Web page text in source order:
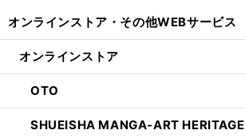
オンラインストア・ その他WEBサービス
オンラインストア
OTO
SHUEISHA MANGA-ART HERITAGE